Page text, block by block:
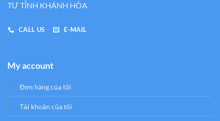
TƯ TỈNH KHÁNH HÒA
CALL US E-MAIL
My account
Đơn hàng của tôi
Tải khoản của tôi